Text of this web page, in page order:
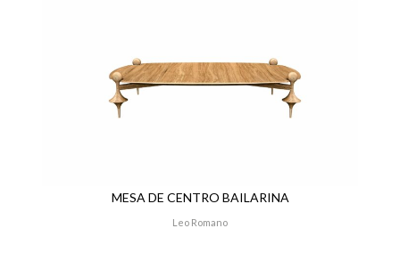
MESA DE CENTRO BAILARINA
Leo Romano